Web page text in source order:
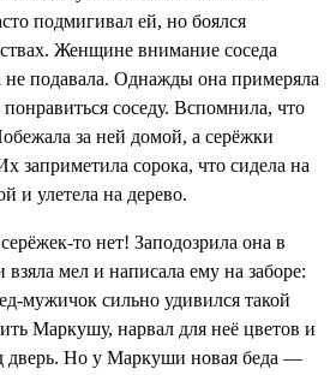
подмигивал ей, но боялся
Женщине внимание соседа
не подавала. Однажды она примеряла
соседу. Вспомнила, что
за ней домой, а серёжки
заприметила сорока, что сидела на
и улетела на дерево.
то нет! Заподозрила она в
взяла мел и написала ему на заборе:
мужичок сильно удивился такой
Маркушу, нарвал для неё цветов и
дверь. Но у Маркуши новая беда —